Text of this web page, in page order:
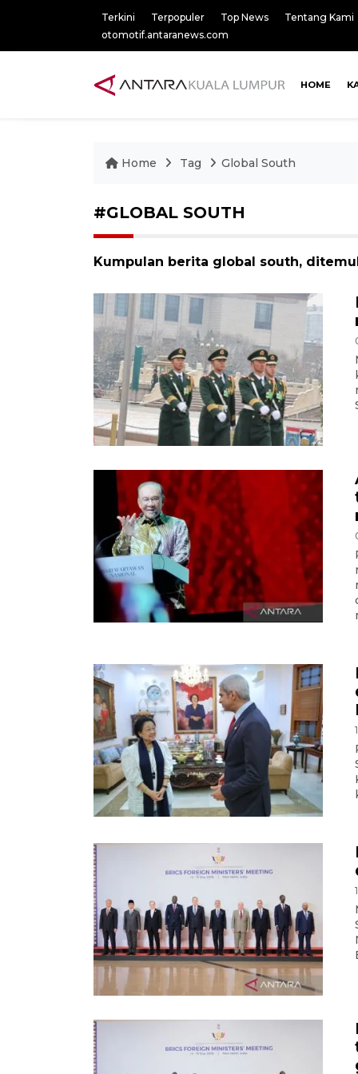
Terkini Terpopuler Top News
Tentang Kami
otomotif.antaranews.com
HOME
Home Tag Global South
#GLOBAL SOUTH
Kumpulan berita global south,